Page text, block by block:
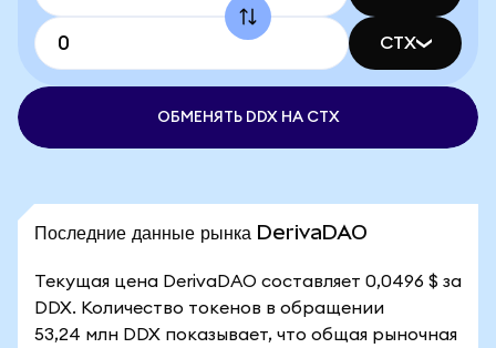
CTX
ОБМЕНЯТЬ DDX НА CTX
Последние данные рынка DerivaDAO
Текущая цена DerivaDAO составляет 0,0496 $ за
DDX. Количество токенов в обращении
53,24 млн DDX показывает, что общая рыночная